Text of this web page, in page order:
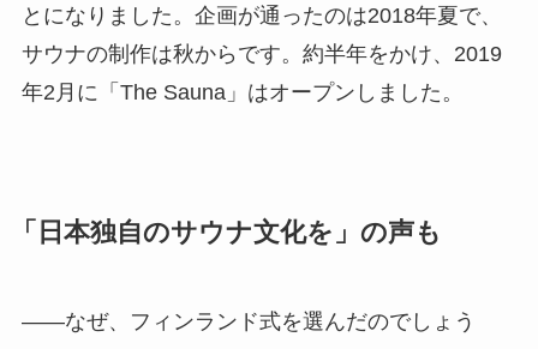
とになりました。企画が通ったのは2018年夏で、
サウナの制作は秋からです。約半年をかけ、2019
年2月に「The Sauna」はオープンしました。
「日本独自のサウナ文化を」の声も
――なぜ、フィンランド式を選んだのでしょう